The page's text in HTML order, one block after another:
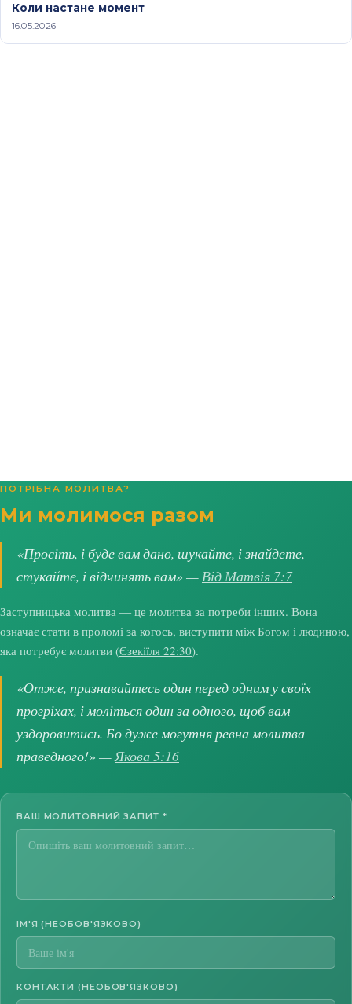
Коли настане момент
16.05.2026
ПОТРІБНА МОЛИТВА?
Ми молимося разом
«Просіть, і буде вам дано, шукайте, і знайдете,
стукайте, і відчинять вам» —Від Матвія 7:7
Заступницька молитва — це молитва за потреби інших. Вона
означає стати в проломі за когось, виступити між Богом і людиною,
яка потребує молитви (Єзекіїля 22:30).
«Отже, признавайтесь один перед одним у своїх
прогріхах, і моліться один за одного, щоб вам
уздоровитись. Бо дуже могутня ревна молитва
праведного!» —Якова 5:16
ВАШ МОЛИТОВНИЙ ЗАПИТ *
ІМ'Я (НЕОБОВ'ЯЗКОВО)
КОНТАКТИ (НЕОБОВ'ЯЗКОВО)